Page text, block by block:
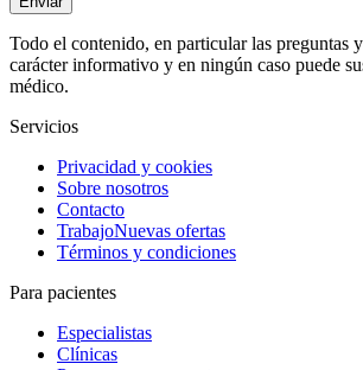
Todo el contenido, en particular las preguntas y
carácter informativo y en ningún caso puede
médico.
Servicios
Privacidad y cookies
Sobre nosotros
Contacto
TrabajoNuevas ofertas
Términos y condiciones
Para pacientes
Especialistas
Clínicas